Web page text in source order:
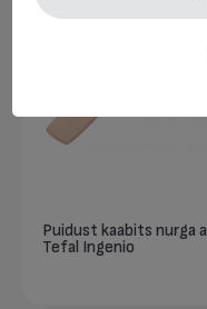
Puidust kaabits nurga all
Tefal Ingenio